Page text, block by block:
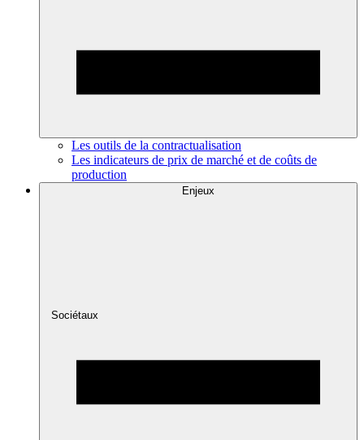
Les outils de la contractualisation
Les indicateurs de prix de marché et de coûts de
production
Enjeux
Sociétaux